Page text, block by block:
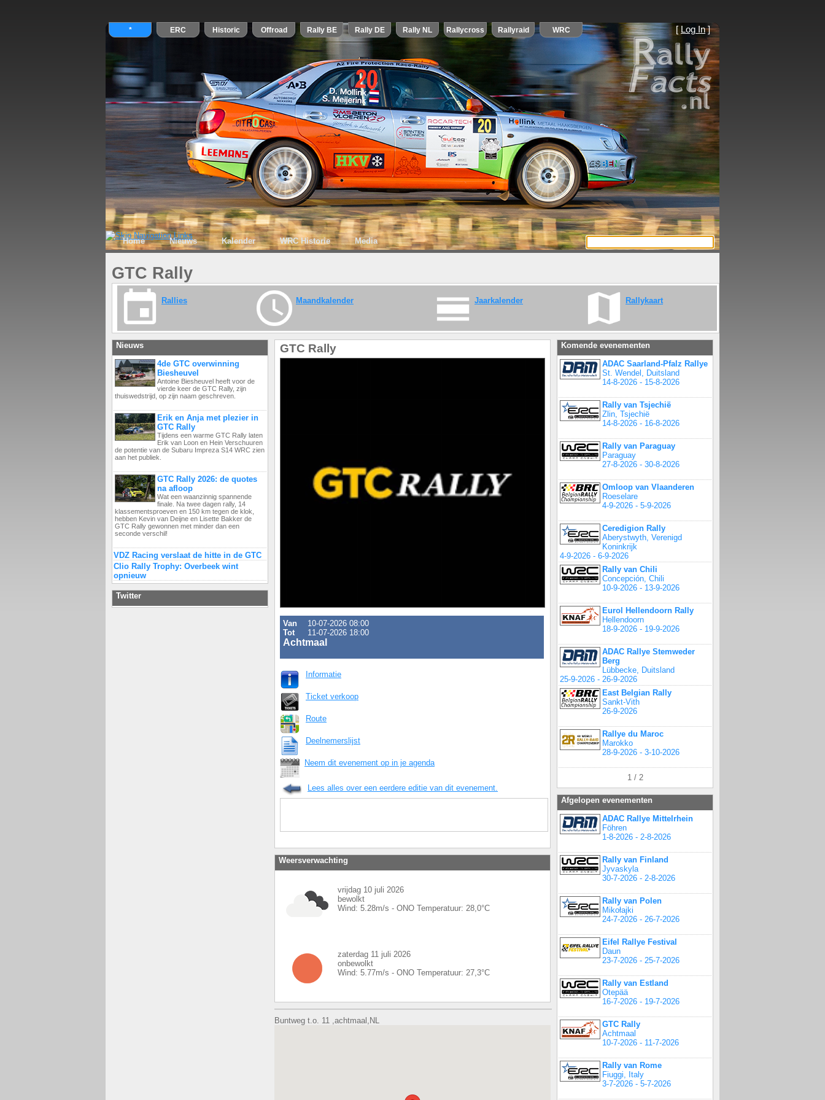
[ Log In]
Home Nieuws Kalender WRC Historie Media
GTC Rally
Rallies Maandkalender Jaarkalender Rallykaart
Nieuws
4de GTC overwinning
Biesheuvel
Antoine Biesheuvel heeft voor de
vierde keer de GTC Rally, zijn
thuiswedstrijd, op zijn naam geschreven.
Erik en Anja met plezier in
GTC Rally
Tijdens een warme GTC Rally laten
Erik van Loon en Hein Verschuuren
de potentie van de Subaru Impreza S14 WRC zien
aan het publiek.
GTC Rally 2026: de quotes
na afloop
Wat een waanzinnig spannende
finale. Na twee dagen rally, 14
klassementsproeven en 150 km tegen de klok,
hebben Kevin van Deijne en Lisette Bakker de
GTC Rally gewonnen met minder dan een
seconde verschil!
VDZ Racing verslaat de hitte in de GTC
Clio Rally Trophy: Overbeek wint
opnieuw
Twitter
GTC Rally
Van
10-07-2026 08:00
Tot
11-07-2026 18:00
Achtmaal
Informatie
Ticket verkoop
Route
Deelnemerslijst
Neem dit evenement op in je agenda
Lees alles over een eerdere editie van dit evenement.
Weersverwachting
vrijdag 10 juli 2026
bewolkt
Wind: 5.28m/s - ONO Temperatuur: 28,0°C
zaterdag 11 juli 2026
onbewolkt
Wind: 5.77m/s - ONO Temperatuur: 27,3°C
Buntweg t.o. 11 ,achtmaal,NL
Komende evenementen
ADAC Saarland-Pfalz Rallye
St. Wendel, Duitsland
14-8-2026 - 15-8-2026
Rally van Tsjechië
Zlin, Tsjechië
14-8-2026 - 16-8-2026
Rally van Paraguay
Paraguay
27-8-2026 - 30-8-2026
Omloop van Vlaanderen
Roeselare
4-9-2026 - 5-9-2026
Ceredigion Rally
Aberystwyth, Verenigd
Koninkrijk
4-9-2026 - 6-9-2026
Rally van Chili
Concepción, Chili
10-9-2026 - 13-9-2026
Eurol Hellendoorn Rally
Hellendoorn
18-9-2026 - 19-9-2026
ADAC Rallye Stemweder
Berg
Lübbecke, Duitsland
25-9-2026 - 26-9-2026
East Belgian Rally
Sankt-Vith
26-9-2026
Rallye du Maroc
Marokko
28-9-2026 - 3-10-2026
1 / 2
Afgelopen evenementen
ADAC Rallye Mittelrhein
Föhren
1-8-2026 - 2-8-2026
Rally van Finland
Jyvaskyla
30-7-2026 - 2-8-2026
Rally van Polen
Mikołajki
24-7-2026 - 26-7-2026
Eifel Rallye Festival
Daun
23-7-2026 - 25-7-2026
Rally van Estland
Otepää
16-7-2026 - 19-7-2026
GTC Rally
Achtmaal
10-7-2026 - 11-7-2026
Rally van Rome
Fiuggi, Italy
3-7-2026 - 5-7-2026